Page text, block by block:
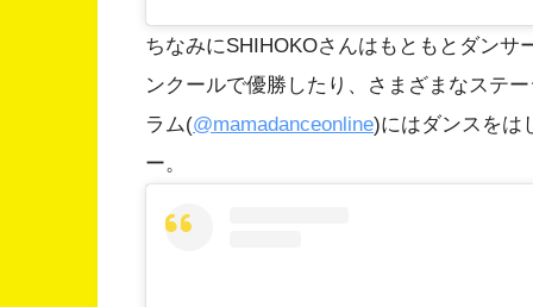
ちなみにSHIHOKOさんはもともとダン
ンクールで優勝したり、さまざまなステ
ラム(@mamadanceonline)にはダンスをは
ー。